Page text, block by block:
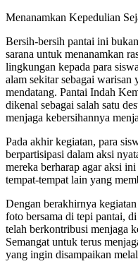
Menanamkan Kepedulian
Bersih-bersih pantai ini
sarana untuk menanamkan
lingkungan kepada para
alam sekitar sebagai warisan
mendatang. Pantai Indah
dikenal sebagai salah satu
menjaga kebersihannya
Pada akhir kegiatan, para
berpartisipasi dalam aksi
mereka berharap agar aksi
tempat-tempat lain yang
Dengan berakhirnya
foto bersama di tepi pantai, di
telah berkontribusi menjaga
Semangat untuk terus
yang ingin disampaikan